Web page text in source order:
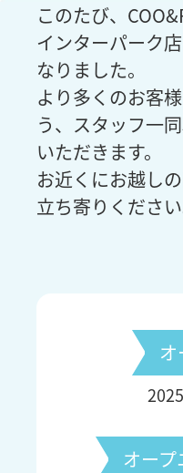
このたび、
インターパーク
なりました。
より多くのお客
う、スタッフ一
いただきます。
お近くにお越し
立ち寄りください
オー